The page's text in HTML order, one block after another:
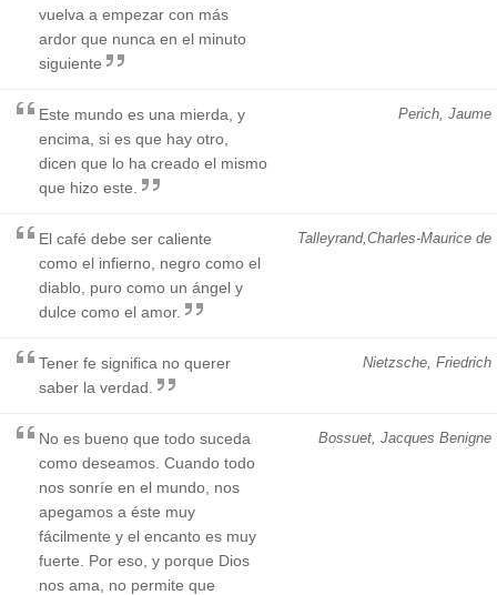
vuelva a empezar con más
ardor que nunca en el minuto
siguiente
Perich, Jaume
Este mundo es una mierda, y
encima, si es que hay otro,
dicen que lo ha creado el mismo
que hizo este.
Talleyrand,Charles-Maurice de
El café debe ser caliente
como el infierno, negro como el
diablo, puro como un ángel y
dulce como el amor.
Nietzsche, Friedrich
Tener fe significa no querer
saber la verdad.
Bossuet, Jacques Benigne
No es bueno que todo suceda
como deseamos. Cuando todo
nos sonríe en el mundo, nos
apegamos a éste muy
fácilmente y el encanto es muy
fuerte. Por eso, y porque Dios
nos ama, no permite que